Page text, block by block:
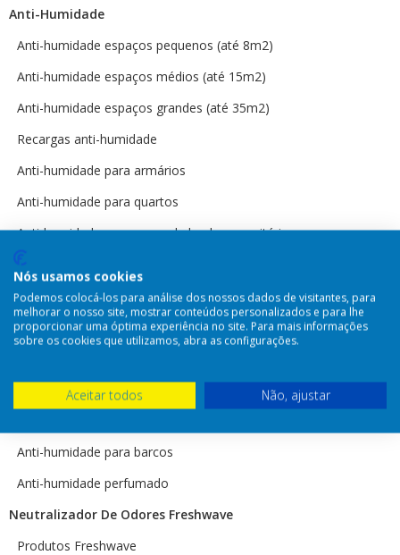
Anti-Humidade
Anti-humidade espaços pequenos (até 8m2)
Anti-humidade espaços médios (até 15m2)
Anti-humidade espaços grandes (até 35m2)
Recargas anti-humidade
Anti-humidade para armários
Anti-humidade para quartos
Anti-humidade para casas de banho e sanitários
Anti-humidade para gavetas e caixas
Anti-humidade para arrecadações e garagens
Anti-humidade para paredes
Anti-humidade para cozinhas
Anti-humidade para barcos
Anti-humidade perfumado
Neutralizador De Odores Freshwave
Produtos Freshwave
Nós usamos cookies
Podemos colocá-los para análise dos nossos dados de visitantes, para
melhorar o nosso site, mostrar conteúdos personalizados e para lhe
proporcionar uma óptima experiência no site. Para mais informações
sobre os cookies que utilizamos, abra as configurações.
Aceitar todos Não, ajustar